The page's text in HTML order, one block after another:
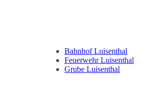
Bahnhof Luisenthal
Feuerwehr Luisenthal
Grube Luisenthal